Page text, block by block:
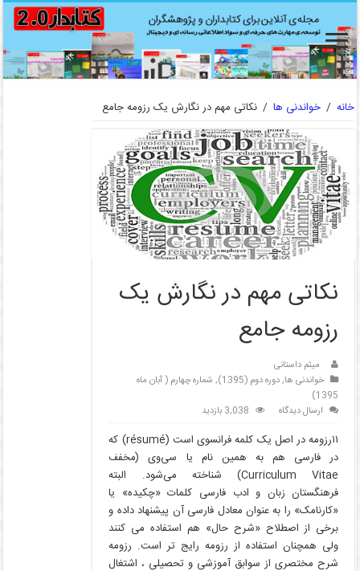
خانه / خواندنی ها / نکاتی مهم در نگارش یک رزومه جامع
نکاتی مهم در نگارش یک
رزومه جامع
میثم داستانی
خواندنی ها,دوره دوم (1395) , شماره چهارم ( آبان ماه
1395)
ارسال دیدگاه
3,038 بازدید
۱۱رزومه در اصل یک کلمه فرانسوی است (résumé) که
در فارسی هم به همین نام یا سی‌وی (مخفف
Curriculum Vitae) شناخته می‌شود. البته
فرهنگستان زبان و ادب فارسی کلمات «چکیده» یا
«کارنامک» را به عنوان معادل فارسی آن پیشنهاد داده و
برخی از اصطلاح «شرح حال» هم استفاده می کنند
ولی همچنان استفاده از رزومه رایج تر است. رزومه
شرح مختصری از سوابق آموزشی و تحصیلی ، اشتغال